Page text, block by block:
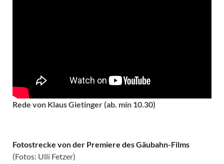
Rede von Klaus Gietinger (ab. min 10.30)
Fotostrecke von der Premiere des Gäubahn-Films
(Fotos: Ulli Fetzer)